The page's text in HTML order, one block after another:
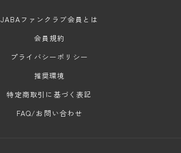
JABAファンクラブ会員とは
会員規約
プライバシーポリシー
推奨環境
特定商取引に基づく表記
FAQ/お問い合わせ